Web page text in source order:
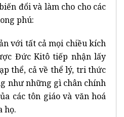
đổi và làm cho cho các
phú:
với tất cả mọi chiều kích
Đức Kitô tiếp nhận lấy
thể, cả về thể lý, tri thức
như những gì chân chính
các tôn giáo và văn hoá
họ.